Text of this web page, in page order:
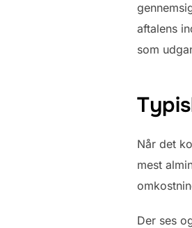
aftalens
som
Når det
mest
Der ses